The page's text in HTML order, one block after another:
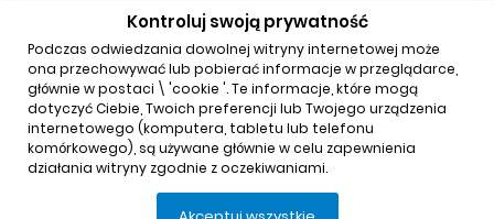
INFORMACJA O SKLEPIE 
REGULAMINY
Kontroluj swoją prywatność
Podczas odwiedzania dowolnej witryny internetowej może
ona przechowywać lub pobierać informacje w przeglądarce,
głównie w postaci \ 'cookie '. Te informacje, które mogą
dotyczyć Ciebie, Twoich preferencji lub Twojego urządzenia
internetowego (komputera, tabletu lub telefonu
komórkowego), są używane głównie w celu zapewnienia
działania witryny zgodnie z oczekiwaniami.